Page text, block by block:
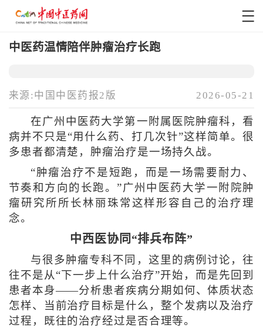
中医药温情陪伴肿瘤治疗长跑
来源:中国中医药报2版 2026-05-21
在广州中医药大学第一附属医院肿瘤科，看
病并不只是“用什么药、打几次针”这样简单。很
多患者都清楚，肿瘤治疗是一场持久战。
“肿瘤治疗不是短跑，而是一场需要耐力、
节奏和方向的长跑。”广州中医药大学一附院肿
瘤研究所所长林丽珠常这样形容自己的治疗理
念。
中西医协同“排兵布阵”
与很多肿瘤专科不同，这里的病例讨论，往
往不是从“下一步上什么治疗”开始，而是先回到
患者本身——分析患者疾病分期如何、体质状态
怎样、当前治疗目标是什么，整个发病以及治疗
过程，既往的治疗经过是否合理等。